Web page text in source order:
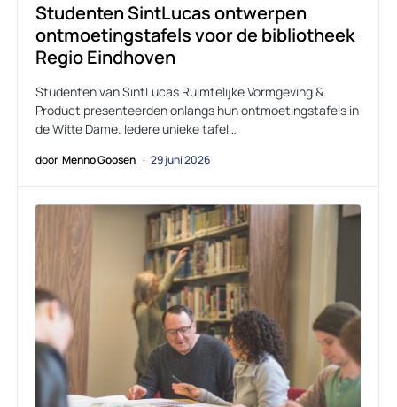
Studenten SintLucas ontwerpen
ontmoetingstafels voor de bibliotheek
Regio Eindhoven
Studenten van SintLucas Ruimtelijke Vormgeving &
Product presenteerden onlangs hun ontmoetingstafels in
de Witte Dame. Iedere unieke tafel…
door Menno Goosen 29 juni 2026